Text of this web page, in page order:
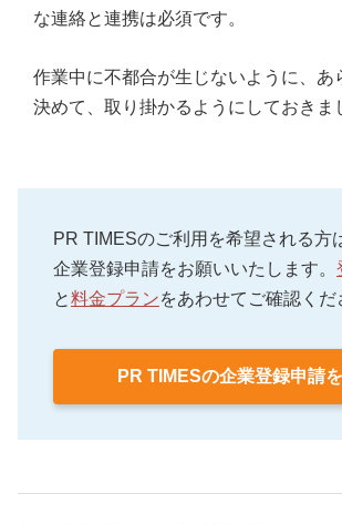
な連絡と連携は必須です。
作業中に不都合が生じないように、あ
決めて、取り掛かるようにしておきま
PR TIMESのご利用を希望される方
企業登録申請をお願いいたします。
と料金プランをあわせてご確認くだ
PR TIMESの企業登録申請